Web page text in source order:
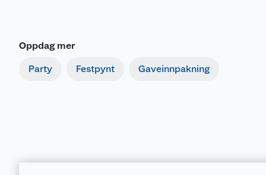
Oppdag mer
Party Festpynt Gaveinnpakning